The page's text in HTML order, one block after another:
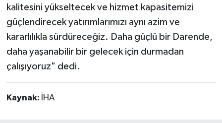
kalitesini yükseltecek ve hizmet kapasitemizi
güçlendirecek yatırımlarımızı aynı azim ve
kararlılıkla sürdüreceğiz. Daha güçlü bir Darende,
daha yaşanabilir bir gelecek için durmadan
çalışıyoruz" dedi.
Kaynak: İHA